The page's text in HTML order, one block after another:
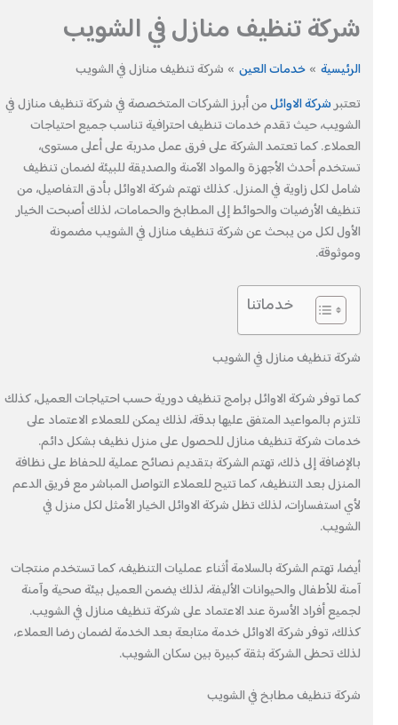
شركة تنظيف منازل في الشويب
الرئيسية خدمات العين
شركة تنظيف منازل في الشويب
تعتبرشركة الاوائلمن أبرز الشركات المتخصصة في شركة تنظيف منازل في
الشويب، حيث تقدم خدمات تنظيف احترافية تناسب جميع احتياجات
العملاء. كما تعتمد الشركة على فرق عمل مدربة على أعلى مستوى،
تستخدم أحدث الأجهزة والمواد الآمنة والصديقة للبيئة لضمان تنظيف
شامل لكل زاوية في المنزل. كذلك تهتم شركة الاوائل بأدق التفاصيل، من
تنظيف الأرضيات والحوائط إلى المطابخ والحمامات، لذلك أصبحت الخيار
الأول لكل من يبحث عن شركة تنظيف منازل في الشويب مضمونة
وموثوقة.
خدماتنا
شركة تنظيف منازل في الشويب
كما توفر شركة الاوائل برامج تنظيف دورية حسب احتياجات العميل، كذلك
تلتزم بالمواعيد المتفق عليها بدقة، لذلك يمكن للعملاء الاعتماد على
خدمات شركة تنظيف منازل للحصول على منزل نظيف بشكل دائم.
بالإضافة إلى ذلك، تهتم الشركة بتقديم نصائح عملية للحفاظ على نظافة
المنزل بعد التنظيف، كما تتيح للعملاء التواصل المباشر مع فريق الدعم
لأي استفسارات، لذلك تظل شركة الاوائل الخيار الأمثل لكل منزل في
الشويب.
أيضا، تهتم الشركة بالسلامة أثناء عمليات التنظيف، كما تستخدم منتجات
آمنة للأطفال والحيوانات الأليفة، لذلك يضمن العميل بيئة صحية وآمنة
لجميع أفراد الأسرة عند الاعتماد على شركة تنظيف منازل في الشويب.
كذلك، توفر شركة الاوائل خدمة متابعة بعد الخدمة لضمان رضا العملاء،
لذلك تحظى الشركة بثقة كبيرة بين سكان الشويب.
شركة تنظيف مطابخ في الشويب